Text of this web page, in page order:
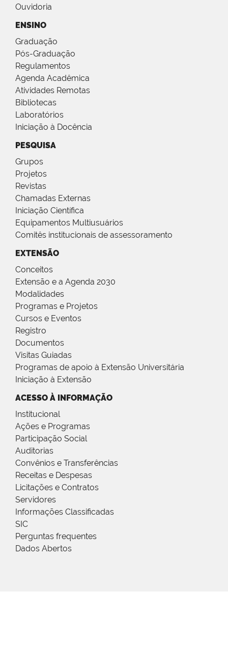
Ouvidoria
ENSINO
Graduação
Pós-Graduação
Regulamentos
Agenda Acadêmica
Atividades Remotas
Bibliotecas
Laboratórios
Iniciação à Docência
PESQUISA
Grupos
Projetos
Revistas
Chamadas Externas
Iniciação Científica
Equipamentos Multiusuários
Comitês institucionais de assessoramento
EXTENSÃO
Conceitos
Extensão e a Agenda 2030
Modalidades
Programas e Projetos
Cursos e Eventos
Registro
Documentos
Visitas Guiadas
Programas de apoio à Extensão Universitária
Iniciação à Extensão
ACESSO À INFORMAÇÃO
Institucional
Ações e Programas
Participação Social
Auditorias
Convênios e Transferências
Receitas e Despesas
Licitações e Contratos
Servidores
Informações Classificadas
SIC
Perguntas frequentes
Dados Abertos